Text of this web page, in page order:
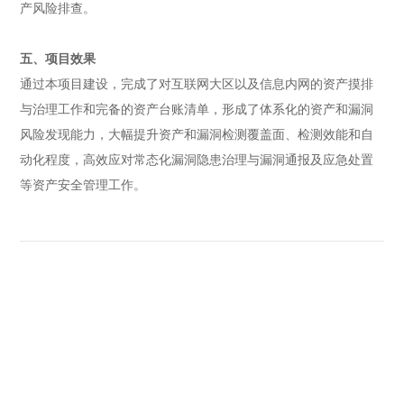
产风险排查。
五、项目效果
通过本项目建设，完成了对互联网大区以及信息内网的资产摸排
与治理工作和完备的资产台账清单，形成了体系化的资产和漏洞
风险发现能力，大幅提升资产和漏洞检测覆盖面、检测效能和自
动化程度，高效应对常态化漏洞隐患治理与漏洞通报及应急处置
等资产安全管理工作。